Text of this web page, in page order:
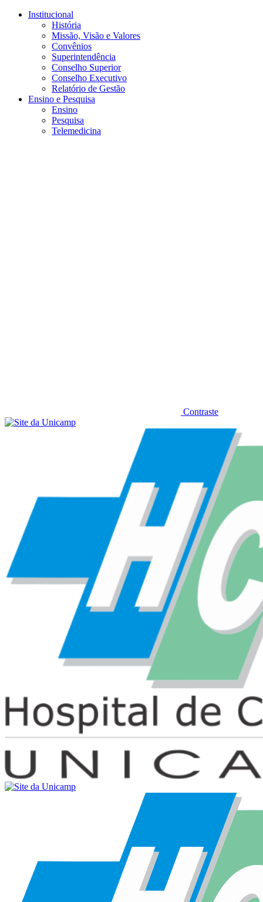
Conteúdo principal
Institucional
História
Missão, Visão e Valores
Convênios
Superintendência
Conselho Superior
Conselho Executivo
Relatório de Gestão
Ensino e Pesquisa
Ensino
Pesquisa
Telemedicina
Contraste